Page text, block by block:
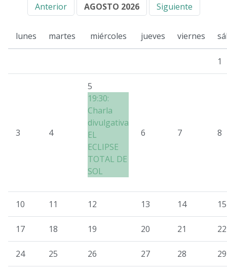
Anterior AGOSTO 2026 Siguiente
lunes martes miércoles jueves viernes
1
3 4
5
19:30:
Charla
divulgativa
EL
ECLIPSE
TOTAL DE
SOL
6 7 8
10 11 12 13 14 15
17 18 19 20 21 22
24 25 26 27 28 29